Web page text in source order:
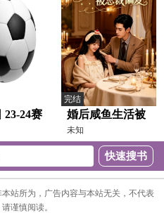
立） 20251213
23-24赛
28轮 达
麦加统
完结
婚后咸鱼生活被
总裁偏爱
未知
站所为，广告内容与本站无关，不代表
谨慎阅读。